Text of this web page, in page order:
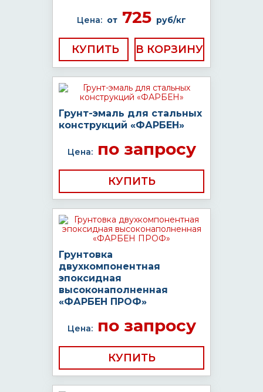
Цена: от 725 руб/кг
КУПИТЬ
Грунт-эмаль для стальных
конструкций «ФАРБЕН»
Цена:по запросу
КУПИТЬ
Грунтовка
двухкомпонентная
эпоксидная
высоконаполненная
«ФАРБЕН ПРОФ»
Цена:по запросу
КУПИТЬ